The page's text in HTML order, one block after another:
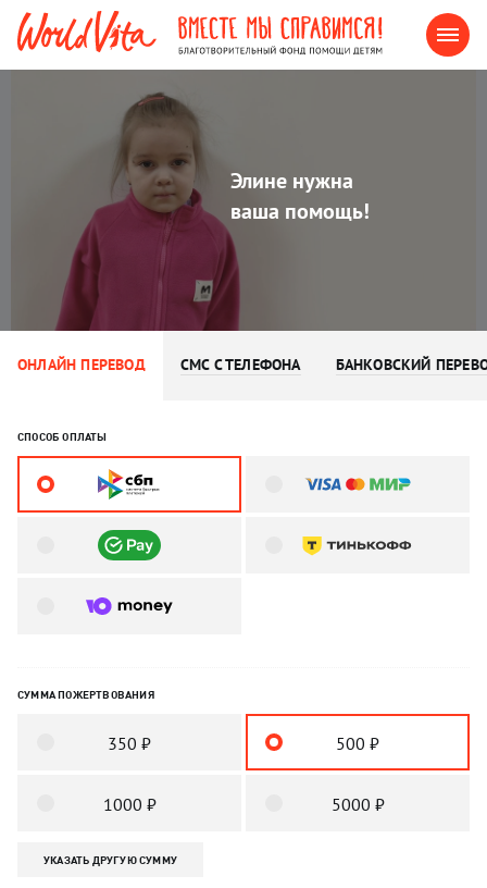
Элине нужна
ваша помощь!
ОНЛАЙН ПЕРЕВОД СМС С ТЕЛЕФОНА БАНКОВСКИЙ
СПОСОБ ОПЛАТЫ
СУММА ПОЖЕРТВОВАНИЯ
350 ₽ 500 ₽
1000 ₽ 5000 ₽
УКАЗАТЬ ДРУГУЮ СУММУ